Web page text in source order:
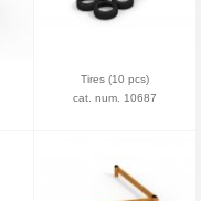
Tires (10 pcs)
cat. num. 10687